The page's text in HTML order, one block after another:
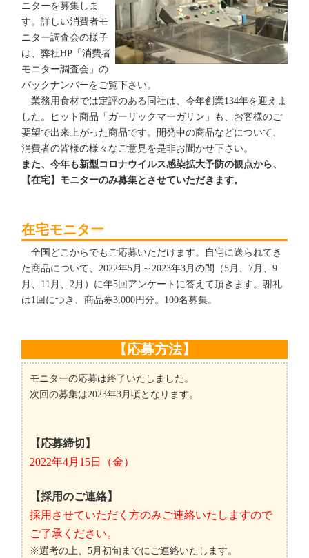
ニターを募集しま
す。詳しい消費者モ
ニター調査会の様子
は、弊社HP「消費者
モニター調査会」の
バックナンバーをご覧下さい。
業務用食材では定評のある同社は、今年創業134年を迎えま
した。ヒット商品「ガーリックマーガリン」も、お客様のご
要望で出来上がった商品です。開発中の商品などについて、
消費者の皆様の様々なご意見を是非お聞かせ下さい。
また、今年も新型コロナウイルス感染拡大予防の観点から、
【在宅】モニターのみ募集とさせていただきます。
在宅モニター
全国どこからでもご応募いただけます。自宅に送られてき
た商品について、2022年5月～2023年3月の間（5月、7月、9
月、11月、2月）に年5回アンケートに答えて頂きます。謝礼
は1回につき、商品券3,000円分。100名募集。
【応募方法】
モニターの応募は終了いたしました。
次回の募集は2023年3月頃となります。
【応募締切】
2022年4月15日（金）
【採用のご連絡】
採用させていただく方のみご連絡いたしますので
ご了承ください。
※選考の上、5月初旬までにご連絡いたします。